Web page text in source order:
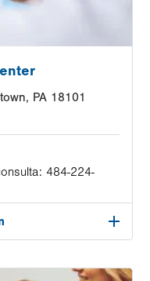
PA 18101
484-224-